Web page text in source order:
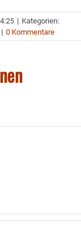
| Kategorien:
| 0 Kommentare